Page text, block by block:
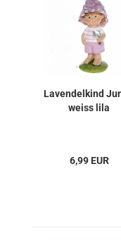
Lavendelkind
weiss lila
6,99 EUR